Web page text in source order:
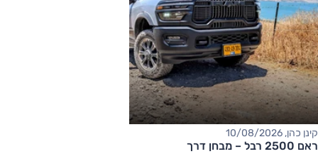
קינן כהן, 10/08/2026
ראם 2500 רבל – מבחן דרך